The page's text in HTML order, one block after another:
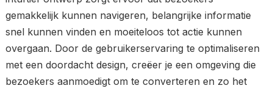
gemakkelijk kunnen navigeren, belangrijke informatie
snel kunnen vinden en moeiteloos tot actie kunnen
overgaan. Door de gebruikerservaring te optimaliseren
met een doordacht design, creëer je een omgeving die
bezoekers aanmoedigt om te converteren en zo het